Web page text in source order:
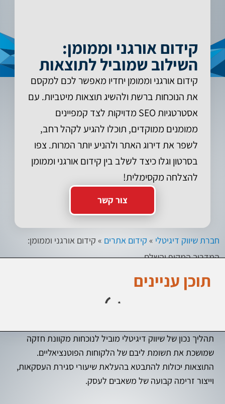
קידום אורגני וממומן:
השילוב שמוביל לתוצאות
קידום אורגני וממומן יחדיו מאפשר לכם למקסם
את הנוכחות ברשת ולהשיג תוצאות מיטביות. עם
אסטרטגיות SEO מדויקות לצד קמפיינים
ממומנים ממוקדים, תוכלו להגיע לקהל רחב,
לשפר את דירוג האתר ולהניע יותר המרות. צפו
בסרטון וגלו כיצד לשלב בין קידום אורגני וממומן
להצלחה מקסימלית!
צור קשר
חברת שיווק דיגיטלי » קידום אתרים » קידום אורגני וממומן:
המדריך המקיף והשלם
תוכן עניינים
תהליך נכון של שיווק דיגיטלי מוביל לנוכחות מקוונת חזקה
שמושכת את תשומת ליבם של הלקוחות הפוטנציאליים.
התוצאות יכולות להתבטא בהעלאת שיעורי סגירת העסקאות,
וייצור זרימה קבועה של משאבים לעסק.